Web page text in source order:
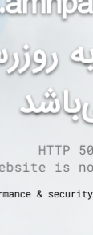
HTTP
is
&